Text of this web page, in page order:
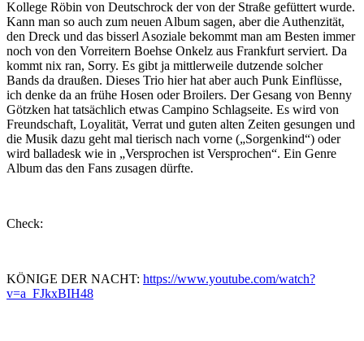
Kollege Röbin von Deutschrock der von der Straße gefüttert wurde.
Kann man so auch zum neuen Album sagen, aber die Authenzität,
den Dreck und das bisserl Asoziale bekommt man am Besten immer
noch von den Vorreitern Boehse Onkelz aus Frankfurt serviert. Da
kommt nix ran, Sorry. Es gibt ja mittlerweile dutzende solcher
Bands da draußen. Dieses Trio hier hat aber auch Punk Einflüsse,
ich denke da an frühe Hosen oder Broilers. Der Gesang von Benny
Götzken hat tatsächlich etwas Campino Schlagseite. Es wird von
Freundschaft, Loyalität, Verrat und guten alten Zeiten gesungen und
die Musik dazu geht mal tierisch nach vorne („Sorgenkind“) oder
wird balladesk wie in „Versprochen ist Versprochen“. Ein Genre
Album das den Fans zusagen dürfte.
Check:
KÖNIGE DER NACHT: https://www.youtube.com/watch?
v=a_FJkxBIH48